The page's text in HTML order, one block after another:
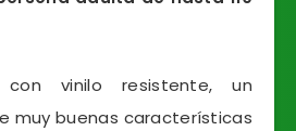
con vinilo resistente, un
muy buenas características